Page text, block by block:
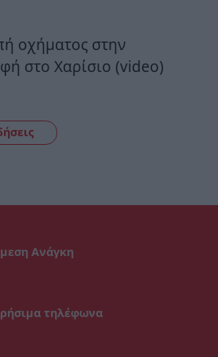
οχήματος στην
στο Χαρίσιο (video)
Ανάγκη
τηλέφωνα